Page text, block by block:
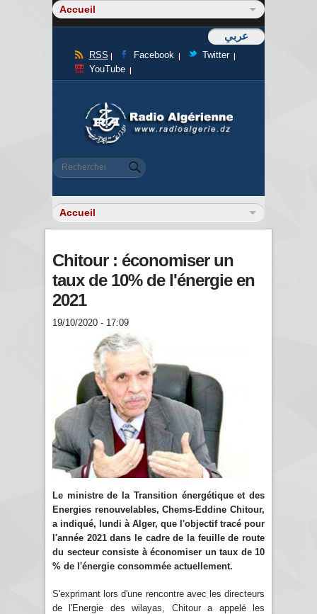
عربي
RSS Facebook
Twitter
YouTube
Formulaire de recherche
Rechercher
Chitour : économiser un
taux de 10% de l'énergie en
2021
19/10/2020 - 17:09
Le ministre de la Transition énergétique et des
Energies renouvelables, Chems-Eddine Chitour,
a indiqué, lundi à Alger, que l'objectif tracé pour
l'année 2021 dans le cadre de la feuille de route
du secteur consiste à économiser un taux de 10
% de l'énergie consommée actuellement.
S'exprimant lors d'une rencontre avec les directeurs
de l'Energie des wilayas, Chitour a appelé les